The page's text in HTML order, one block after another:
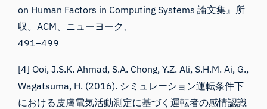
on Human Factors in Computing Systems 論文集』所
収。ACM、ニューヨーク、
491–499
[4] Ooi, J.S.K. Ahmad, S.A. Chong, Y.Z. Ali, S.H.M. Ai, G.,
Wagatsuma, H. (2016). シミュレーション運転条件下
における皮膚電気活動測定に基づく運転者の感情認識